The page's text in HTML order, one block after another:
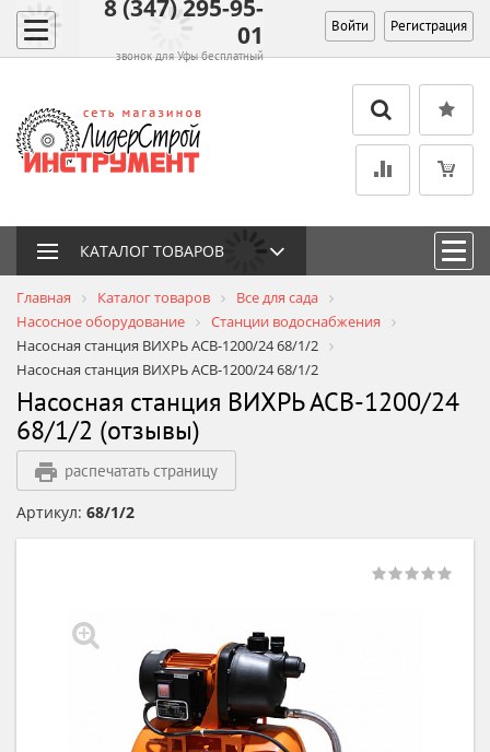
8 (347) 295-95-
01
звонок для Уфы бесплатный
Войти Регистрация
КАТАЛОГ ТОВАРОВ
Главная Каталог товаров
Все для сада
Насосное оборудование
Станции водоснабжения
Насосная станция ВИХРЬ АСВ-1200/24 68/1/2
Насосная станция ВИХРЬ АСВ-1200/24 68/1/2
Насосная станция ВИХРЬ АСВ-1200/24
68/1/2 (отзывы)
распечатать страницу
Артикул: 68/1/2